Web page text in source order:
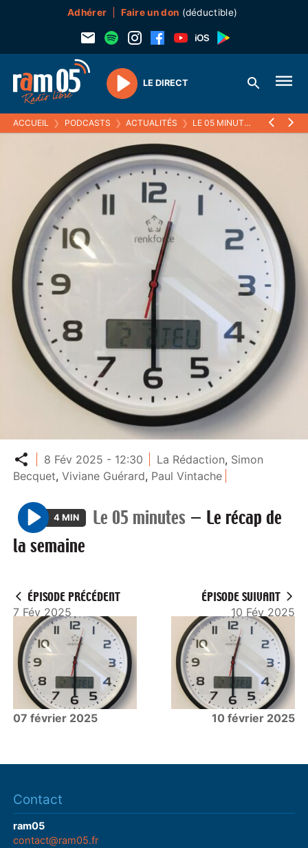
Adhérer Faire un don (déductible)
Play
LE DIRECT
ACCUEIL ❯ PODCASTS ❯ ACTUALITÉS ❯ LE 05 MINUTES LE
Partager
8 Fév 2025 - 12:30 La Rédaction, Simon
Becquet,Viviane Guérard, Paul Vintache
P
l
4 MIN Le 05 minutes — Le récap de
la semaine
ÉPISODE PRÉCÉDENT
7 Fév 2025
07 février 2025
ÉPISODE SUIVANT
10 Fév 2025
10 février 2025
Contact
ram05
contact@ram05.fr